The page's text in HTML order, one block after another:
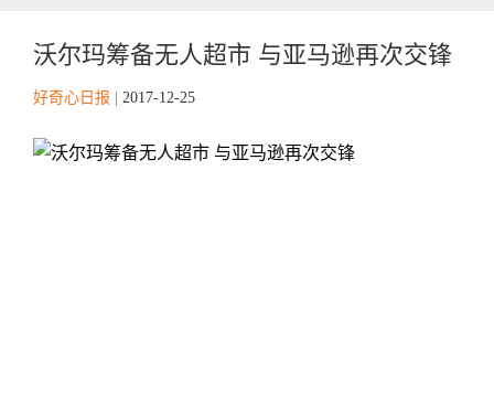
沃尔玛筹备无人超市 与亚马逊再次交锋
好奇心日报 2017-12-25